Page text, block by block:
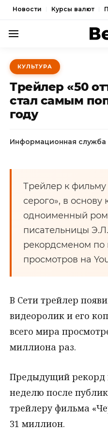
Новости Курсы валют
ПОЛИТИКА
ЭКОНОМИКА
ОБЩЕСТВО
СПОРТ
КУЛЬТУРА
Трейлер «50
стал самым
году
Информационная служба
Трейлер к фильму
серого», в основу
одноименный
писательницы
рекордсменом по
просмотров на
В Сети трейлер
видеоролик и его
всего мира
миллиона раз.
Предыдущий рекорд
неделю после
трейлеру фильма
31 миллион.